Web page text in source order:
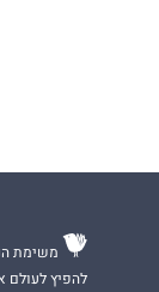
משימת
להפיץ לעולם